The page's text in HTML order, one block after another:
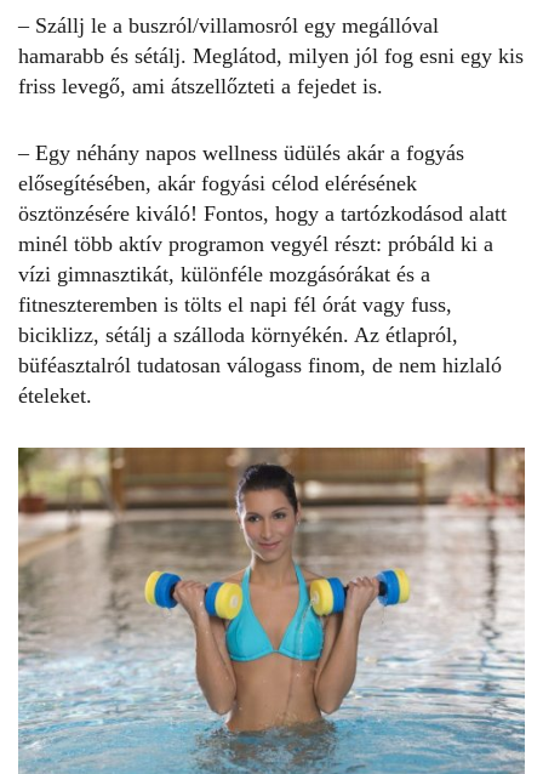
– Szállj le a buszról/villamosról egy megállóval
hamarabb és sétálj. Meglátod, milyen jól fog esni egy kis
friss levegő, ami átszellőzteti a fejedet is.
– Egy néhány napos wellness üdülés akár a fogyás
elősegítésében, akár fogyási célod elérésének
ösztönzésére kiváló! Fontos, hogy a tartózkodásod alatt
minél több aktív programon vegyél részt: próbáld ki a
vízi gimnasztikát, különféle mozgásórákat és a
fitneszteremben is tölts el napi fél órát vagy fuss,
biciklizz, sétálj a szálloda környékén. Az étlapról,
büféasztalról tudatosan válogass finom, de nem hizlaló
ételeket.